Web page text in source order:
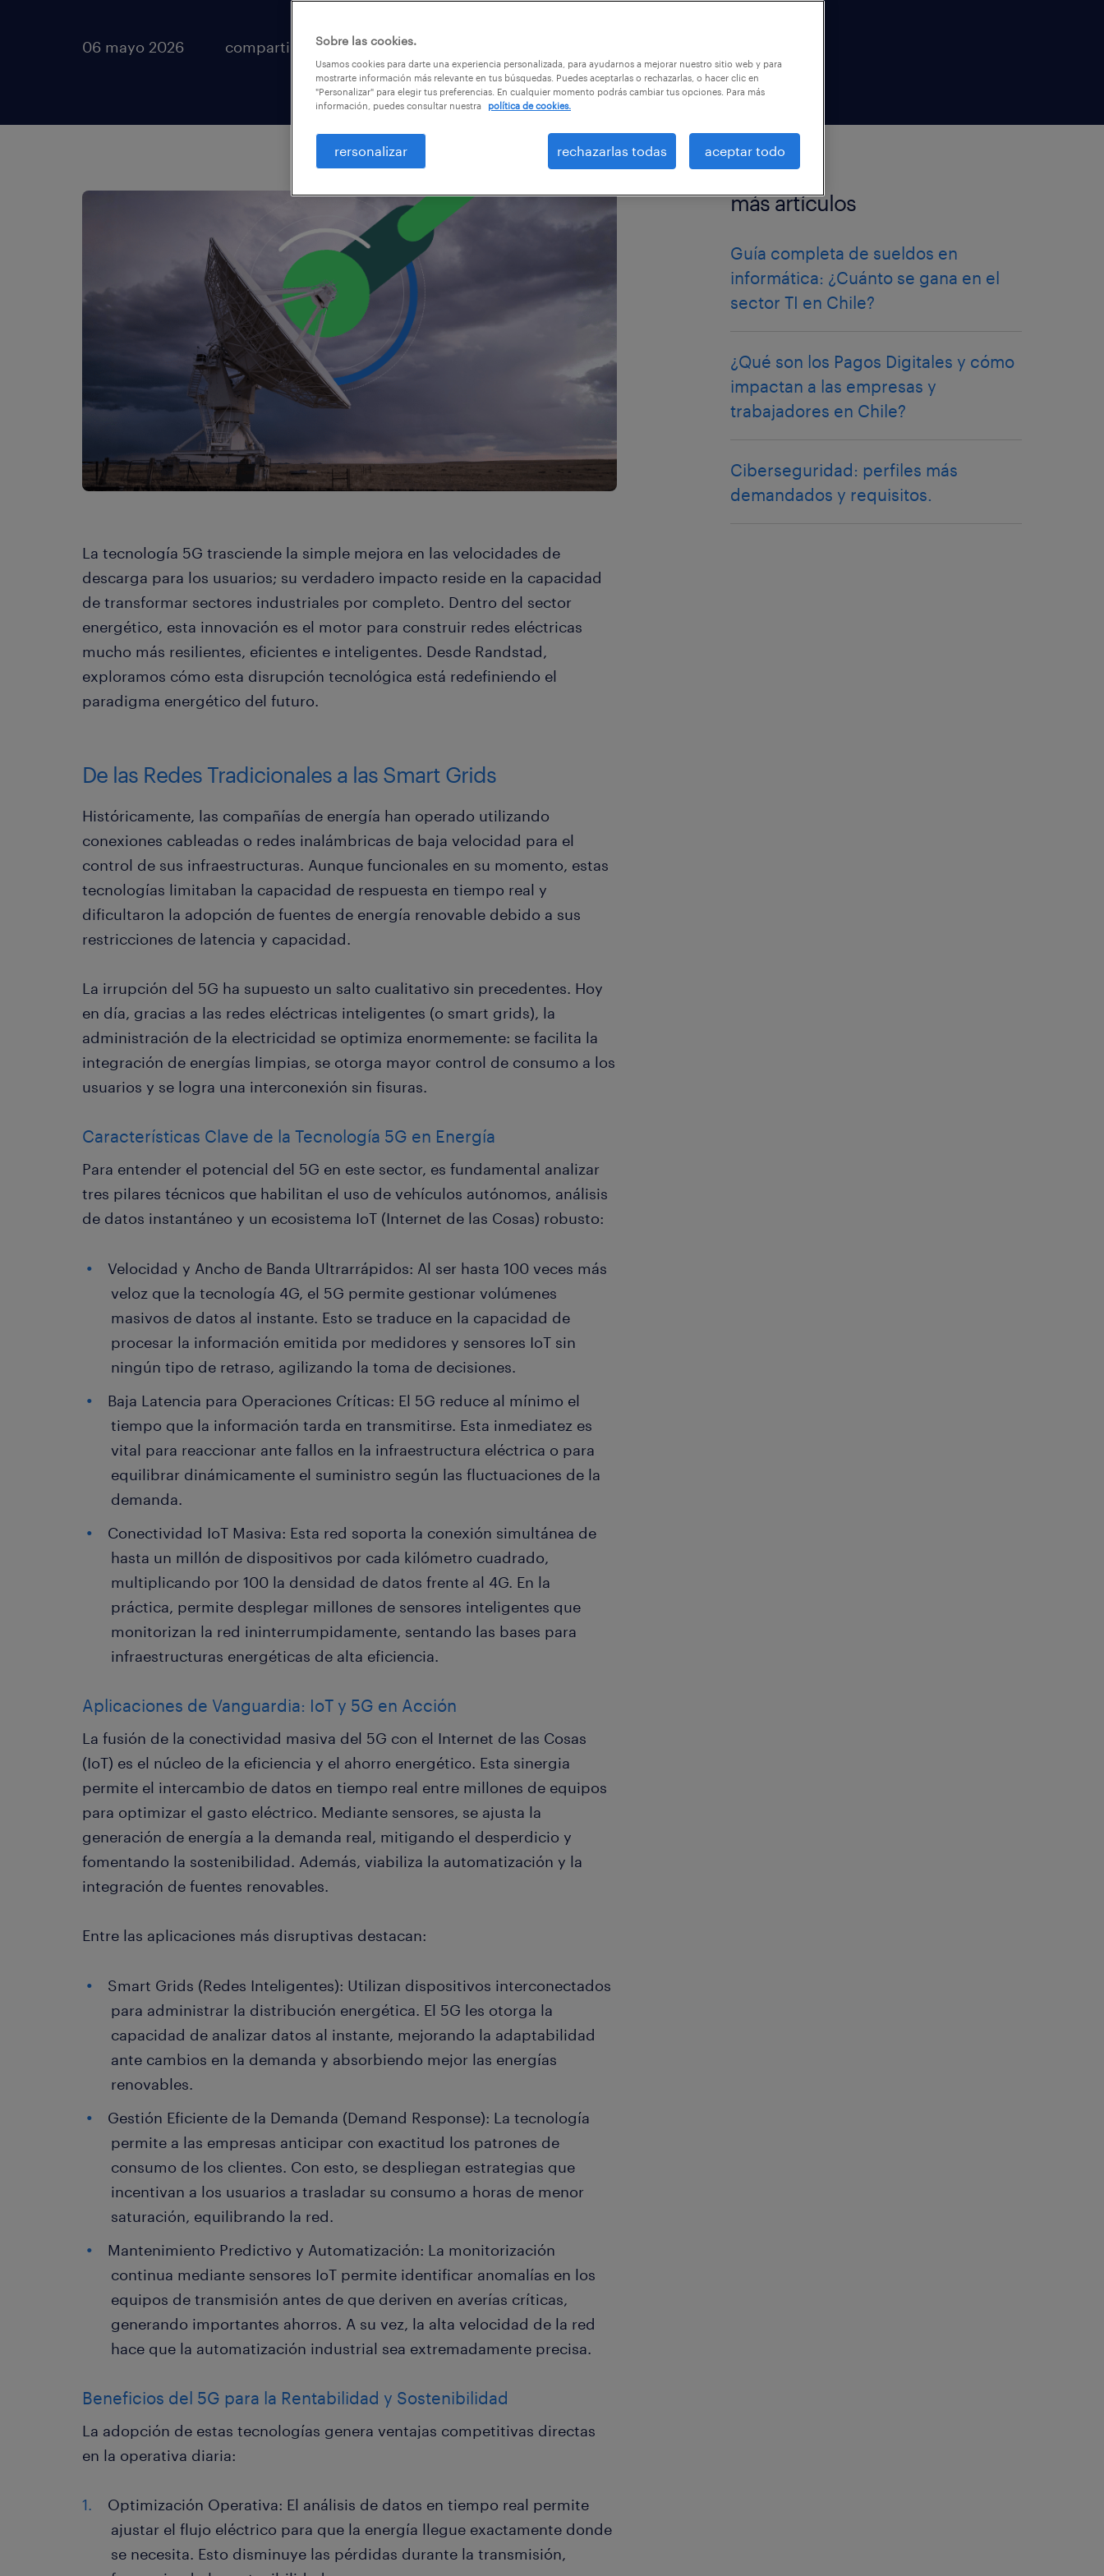
06 mayo 2026 compartir artículos
La tecnología 5G trasciende la simple mejora en las velocidades de
descarga para los usuarios; su verdadero impacto reside en la capacidad
de transformar sectores industriales por completo. Dentro del sector
energético, esta innovación es el motor para construir redes eléctricas
mucho más resilientes, eficientes e inteligentes. Desde Randstad,
exploramos cómo esta disrupción tecnológica está redefiniendo el
paradigma energético del futuro.
De las Redes Tradicionales a las Smart Grids
Históricamente, las compañías de energía han operado utilizando
conexiones cableadas o redes inalámbricas de baja velocidad para el
control de sus infraestructuras. Aunque funcionales en su momento, estas
tecnologías limitaban la capacidad de respuesta en tiempo real y
dificultaron la adopción de fuentes de energía renovable debido a sus
restricciones de latencia y capacidad.
La irrupción del 5G ha supuesto un salto cualitativo sin precedentes. Hoy
en día, gracias a las redes eléctricas inteligentes (o smart grids), la
administración de la electricidad se optimiza enormemente: se facilita la
integración de energías limpias, se otorga mayor control de consumo a los
usuarios y se logra una interconexión sin fisuras.
Características Clave de la Tecnología 5G en Energía
Para entender el potencial del 5G en este sector, es fundamental analizar
tres pilares técnicos que habilitan el uso de vehículos autónomos, análisis
de datos instantáneo y un ecosistema IoT (Internet de las Cosas) robusto:
Velocidad y Ancho de Banda Ultrarrápidos: Al ser hasta 100 veces más
veloz que la tecnología 4G, el 5G permite gestionar volúmenes
masivos de datos al instante. Esto se traduce en la capacidad de
procesar la información emitida por medidores y sensores IoT sin
ningún tipo de retraso, agilizando la toma de decisiones.
Baja Latencia para Operaciones Críticas: El 5G reduce al mínimo el
tiempo que la información tarda en transmitirse. Esta inmediatez es
vital para reaccionar ante fallos en la infraestructura eléctrica o para
equilibrar dinámicamente el suministro según las fluctuaciones de la
demanda.
Conectividad IoT Masiva: Esta red soporta la conexión simultánea de
hasta un millón de dispositivos por cada kilómetro cuadrado,
multiplicando por 100 la densidad de datos frente al 4G. En la
práctica, permite desplegar millones de sensores inteligentes que
monitorizan la red ininterrumpidamente, sentando las bases para
infraestructuras energéticas de alta eficiencia.
Aplicaciones de Vanguardia: IoT y 5G en Acción
La fusión de la conectividad masiva del 5G con el Internet de las Cosas
(IoT) es el núcleo de la eficiencia y el ahorro energético. Esta sinergia
permite el intercambio de datos en tiempo real entre millones de equipos
para optimizar el gasto eléctrico. Mediante sensores, se ajusta la
generación de energía a la demanda real, mitigando el desperdicio y
fomentando la sostenibilidad. Además, viabiliza la automatización y la
integración de fuentes renovables.
Entre las aplicaciones más disruptivas destacan:
Smart Grids (Redes Inteligentes): Utilizan dispositivos interconectados
para administrar la distribución energética. El 5G les otorga la
capacidad de analizar datos al instante, mejorando la adaptabilidad
ante cambios en la demanda y absorbiendo mejor las energías
renovables.
Gestión Eficiente de la Demanda (Demand Response): La tecnología
permite a las empresas anticipar con exactitud los patrones de
consumo de los clientes. Con esto, se despliegan estrategias que
incentivan a los usuarios a trasladar su consumo a horas de menor
saturación, equilibrando la red.
Mantenimiento Predictivo y Automatización: La monitorización
continua mediante sensores IoT permite identificar anomalías en los
equipos de transmisión antes de que deriven en averías críticas,
generando importantes ahorros. A su vez, la alta velocidad de la red
hace que la automatización industrial sea extremadamente precisa.
Beneficios del 5G para la Rentabilidad y Sostenibilidad
La adopción de estas tecnologías genera ventajas competitivas directas
en la operativa diaria:
Optimización Operativa: El análisis de datos en tiempo real permite
ajustar el flujo eléctrico para que la energía llegue exactamente donde
se necesita. Esto disminuye las pérdidas durante la transmisión,
más artículos
Guía completa de sueldos en
informática: ¿Cuánto se gana en el
sector TI en Chile?
¿Qué son los Pagos Digitales y cómo
impactan a las empresas y
trabajadores en Chile?
Ciberseguridad: perfiles más
demandados y requisitos.
Sobre las cookies.
Usamos cookies para darte una experiencia personalizada, para ayudarnos a mejorar nuestro sitio web y para
mostrarte información más relevante en tus búsquedas. Puedes aceptarlas o rechazarlas, o hacer clic en
"Personalizar" para elegir tus preferencias. En cualquier momento podrás cambiar tus opciones. Para más
información, puedes consultar nuestra
política de cookies.
rersonalizar rechazarlas todas aceptar todo